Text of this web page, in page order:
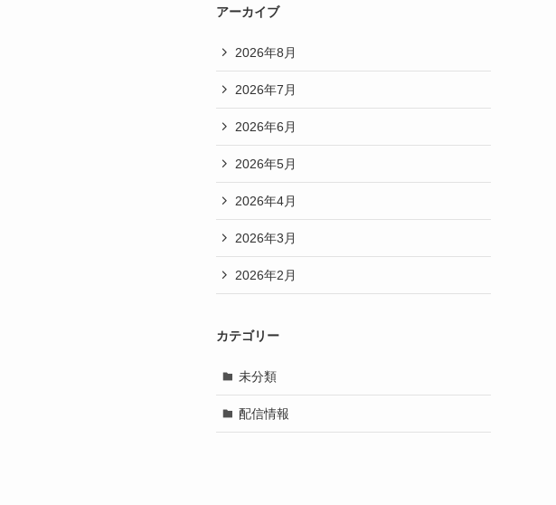
アーカイブ
2026年8月
2026年7月
2026年6月
2026年5月
2026年4月
2026年3月
2026年2月
カテゴリー
未分類
配信情報